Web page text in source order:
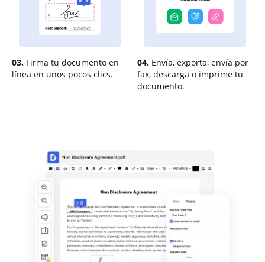
03. Firma tu documento en
línea en unos pocos clics.
04. Envía, exporta, envía por
fax, descarga o imprime tu
documento.